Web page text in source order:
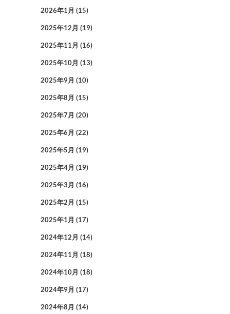
2026年1月 (15)
2025年12月 (19)
2025年11月 (16)
2025年10月 (13)
2025年9月 (10)
2025年8月 (15)
2025年7月 (20)
2025年6月 (22)
2025年5月 (19)
2025年4月 (19)
2025年3月 (16)
2025年2月 (15)
2025年1月 (17)
2024年12月 (14)
2024年11月 (18)
2024年10月 (18)
2024年9月 (17)
2024年8月 (14)